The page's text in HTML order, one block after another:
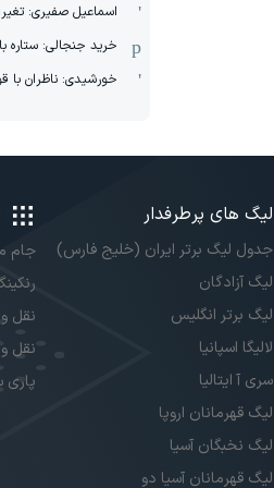
اسماعیل صفیری:
خرید جنجالی: ستاره
خورشیدی: ناظران با
لیگ های پرطرفدار
جدول لیگ برتر ایران (خلیج فارس)
لیگ آزادگان
لیگ برتر انگلیس
لالیگا اسپانیا
سری آ ایتالیا
لیگ قهرمانان اروپا
لیگ نخبگان آسیا
لیگ قهرمانان آسیا دو
جام
نقل و
نقل و